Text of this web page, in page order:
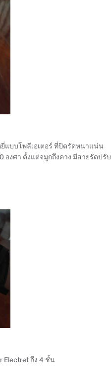
แบบโพลีเอเตอร์ ที่ปิดรัดหนาแน่น
องศา ตั้งแต่จมูกถึงคาง มีสายรัดปรับ
Electret ถึง 4 ชั้น